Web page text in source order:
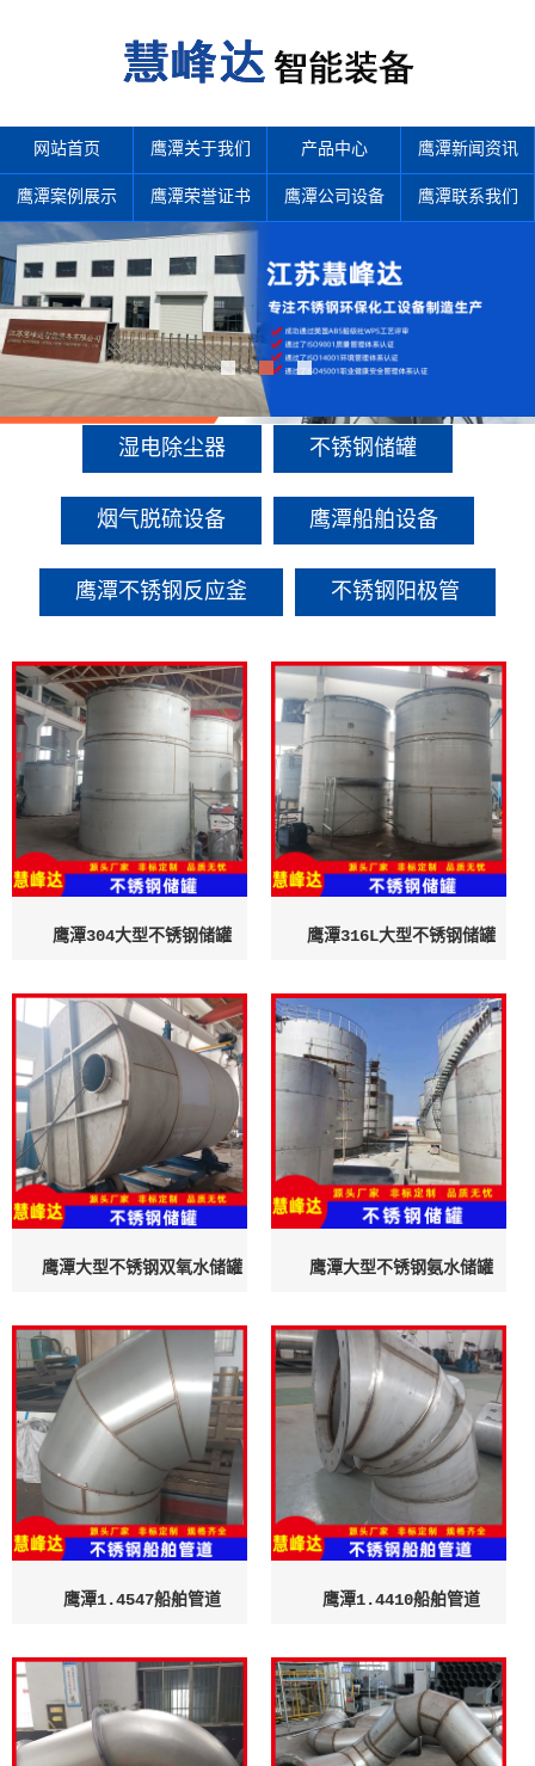
网站首页 鹰潭关于我们 产品中心 鹰潭新闻资讯
鹰潭案例展示 鹰潭荣誉证书 鹰潭公司设备 鹰潭联系我们
产品中心
多年来诚信服务每一位客户，以至诚用心，缔造优良品质。
湿电除尘器 不锈钢储罐
烟气脱硫设备 鹰潭船舶设备
鹰潭不锈钢反应釜 不锈钢阳极管
鹰潭304大型不锈钢储罐 鹰潭316L大型不锈钢储罐
鹰潭大型不锈钢双氧水储罐 鹰潭大型不锈钢氨水储罐
鹰潭1.4547船舶管道 鹰潭1.4410船舶管道